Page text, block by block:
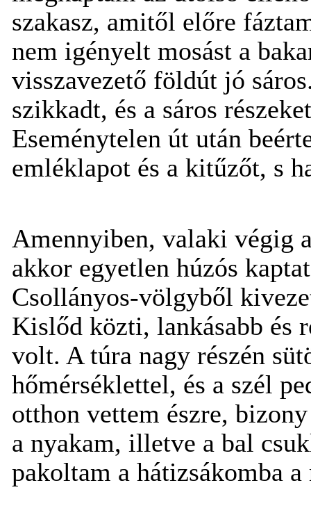
szakasz, amitől előre
nem igényelt mosást a
visszavezető földút jó
szikkadt, és a sáros
Eseménytelen út után
emléklapot és a kitűzőt, s
Amennyiben, valaki végig
akkor egyetlen húzós
Csollányos-völgyből
Kislőd közti, lankásabb és
volt. A túra nagy részén
hőmérséklettel, és a szél
otthon vettem észre,
a nyakam, illetve a bal
pakoltam a hátizsákomba a